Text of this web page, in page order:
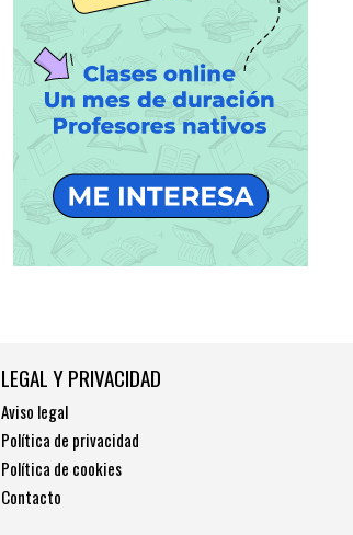
LEGAL Y PRIVACIDAD
Aviso legal
Política de privacidad
Política de cookies
Contacto